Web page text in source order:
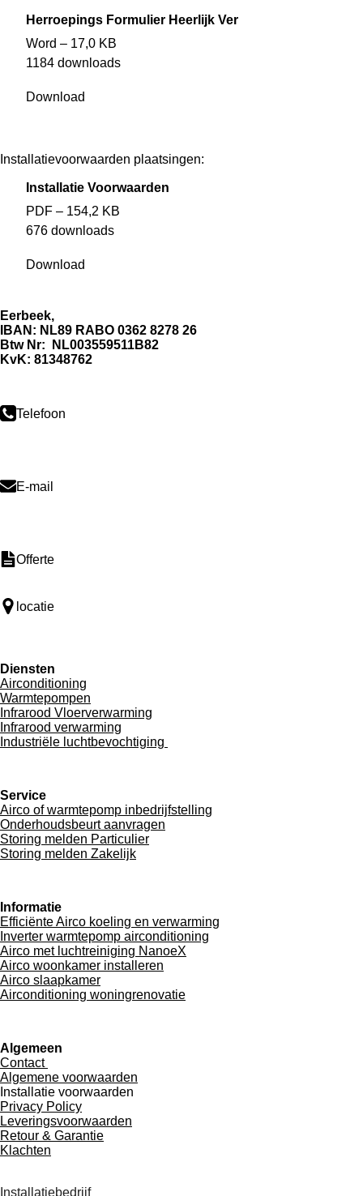
Herroepings Formulier Heerlijk Ver
Word – 17,0 KB
1184 downloads
Download
Installatievoorwaarden plaatsingen:
Installatie Voorwaarden
PDF – 154,2 KB
676 downloads
Download
Eerbeek,
IBAN: NL89 RABO 0362 8278 26
Btw Nr: NL003559511B82
KvK: 81348762
Telefoon
E-mail
Offerte
locatie
Diensten
Airconditioning
Warmtepompen
Infrarood Vloerverwarming
Infrarood verwarming
Industriële luchtbevochtiging
Service
Airco of warmtepomp inbedrijfstelling
Onderhoudsbeurt aanvragen
Storing melden Particulier
Storing melden Zakelijk
Informatie
Efficiënte Airco koeling en verwarming
Inverter warmtepomp airconditioning
Airco met luchtreiniging NanoeX
Airco woonkamer installeren
Airco slaapkamer
Airconditioning woningrenovatie
Algemeen
Contact
Algemene voorwaarden
Installatie voorwaarden
Privacy Policy
Leveringsvoorwaarden
Retour & Garantie
Klachten
Installatiebedrijf